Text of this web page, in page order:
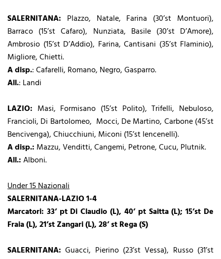
SALERNITANA: Plazzo, Natale, Farina (30’st Montuori),
Barraco (15’st Cafaro), Nunziata, Basile (30’st D’Amore),
Ambrosio (15’st D’Addio), Farina, Cantisani (35’st Flaminio),
Migliore, Chietti.
A disp.: Cafarelli, Romano, Negro, Gasparro.
All.: Landi
LAZIO: Masi, Formisano (15’st Polito), Trifelli, Nebuloso,
Francioli, Di Bartolomeo, Mocci, De Martino, Carbone (45’st
Bencivenga), Chiucchiuni, Miconi (15’st Iencenelli).
A disp.: Mazzu, Venditti, Cangemi, Petrone, Cucu, Plutnik.
All.:Alboni.
Under 15 Nazionali
SALERNITANA-LAZIO 1-4
Marcatori: 33’ pt Di Claudio (L), 40’ pt Saitta (L); 15’st De
Fraia (L), 21’st Zangari (L), 28’ st Rega (S)
SALERNITANA:Guacci, Pierino (23’st Vessa), Russo (31’st